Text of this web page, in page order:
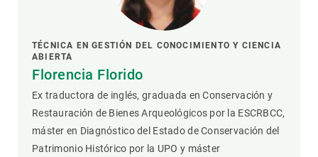
TÉCNICA EN GESTIÓN DEL CONOCIMIENTO Y CIENCIA
ABIERTA
Florencia Florido
Ex traductora de inglés, graduada en Conservación y
Restauración de Bienes Arqueológicos por la ESCRBCC,
máster en Diagnóstico del Estado de Conservación del
Patrimonio Histórico por la UPO y máster